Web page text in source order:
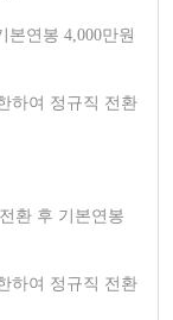
연봉 4,000만원
여 정규직 전환
환 후 기본연봉
여 정규직 전환